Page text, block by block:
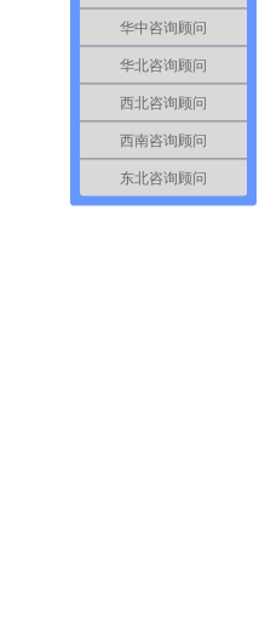
华中咨询顾问
华北咨询顾问
西北咨询顾问
西南咨询顾问
东北咨询顾问